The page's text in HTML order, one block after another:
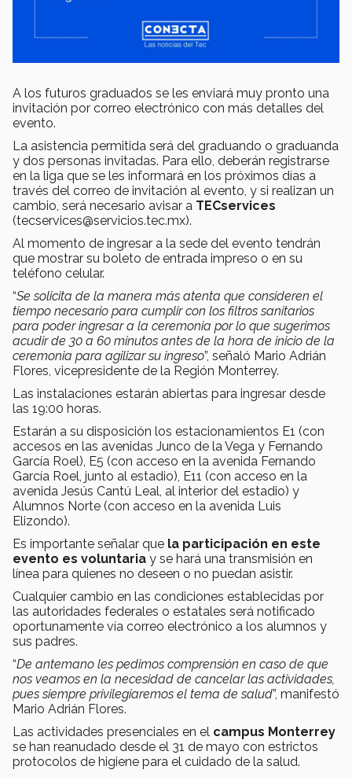
A los futuros graduados se les enviará muy pronto una
invitación por correo electrónico con más detalles del
evento.
La asistencia permitida será del graduando o graduanda
y dos personas invitadas. Para ello, deberán registrarse
en la liga que se les informará en los próximos días a
través del correo de invitación al evento, y si realizan un
cambio, será necesario avisar a TECservices
(tecservices@servicios.tec.mx).
Al momento de ingresar a la sede del evento tendrán
que mostrar su boleto de entrada impreso o en su
teléfono celular.
“Se solicita de la manera más atenta que consideren el
tiempo necesario para cumplir con los filtros sanitarios
para poder ingresar a la ceremonia por lo que sugerimos
acudir de 30 a 60 minutos antes de la hora de inicio de la
ceremonia para agilizar su ingreso”, señaló Mario Adrián
Flores, vicepresidente de la Región Monterrey.
Las instalaciones estarán abiertas para ingresar desde
las 19:00 horas.
Estarán a su disposición los estacionamientos E1 (con
accesos en las avenidas Junco de la Vega y Fernando
García Roel), E5 (con acceso en la avenida Fernando
García Roel, junto al estadio), E11 (con acceso en la
avenida Jesús Cantú Leal, al interior del estadio) y
Alumnos Norte (con acceso en la avenida Luis
Elizondo).
Es importante señalar que la participación en este
evento es voluntaria y se hará una transmisión en
línea para quienes no deseen o no puedan asistir.
Cualquier cambio en las condiciones establecidas por
las autoridades federales o estatales será notificado
oportunamente vía correo electrónico a los alumnos y
sus padres.
“De antemano les pedimos comprensión en caso de que
nos veamos en la necesidad de cancelar las actividades,
pues siempre privilegiaremos el tema de salud”, manifestó
Mario Adrián Flores.
Las actividades presenciales en el campus Monterrey
se han reanudado desde el 31 de mayo con estrictos
protocolos de higiene para el cuidado de la salud.